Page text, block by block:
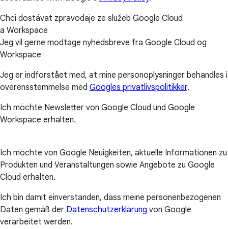
Chci dostávat zpravodaje ze služeb Google Cloud
a Workspace
Jeg vil gerne modtage nyhedsbreve fra Google Cloud og
Workspace
Jeg er indforstået med, at mine personoplysninger behandles i
overensstemmelse med Googles privatlivspolitikker.
Ich möchte Newsletter von Google Cloud und Google
Workspace erhalten.
Ich möchte von Google Neuigkeiten, aktuelle Informationen zu
Produkten und Veranstaltungen sowie Angebote zu Google
Cloud erhalten.
Ich bin damit einverstanden, dass meine personenbezogenen
Daten gemäß der Datenschutzerklärung von Google
verarbeitet werden.